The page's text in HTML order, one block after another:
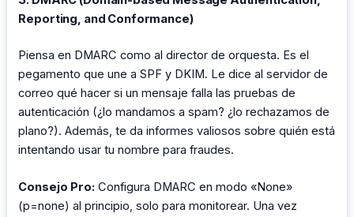
Reporting, and Conformance)
Piensa en DMARC como al director de orquesta. Es el
pegamento que une a SPF y DKIM. Le dice al servidor de
correo qué hacer si un mensaje falla las pruebas de
autenticación (¿lo mandamos a spam? ¿lo rechazamos de
plano?). Además, te da informes valiosos sobre quién está
intentando usar tu nombre para fraudes.
Consejo Pro: Configura DMARC en modo «None»
(p=none) al principio, solo para monitorear. Una vez